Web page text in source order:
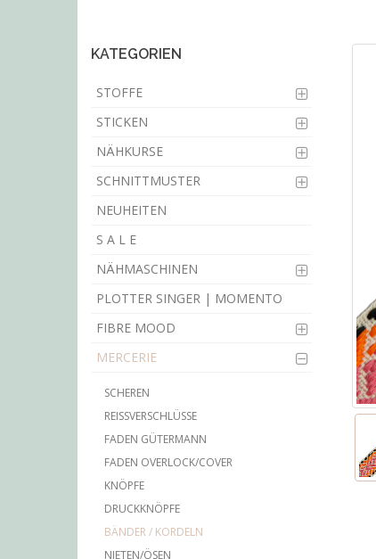
KATEGORIEN
STOFFE
STICKEN
NÄHKURSE
SCHNITTMUSTER
NEUHEITEN
S A L E
NÄHMASCHINEN
PLOTTER SINGER | MOMENTO
FIBRE MOOD
MERCERIE
SCHEREN
REISSVERSCHLÜSSE
FADEN GÜTERMANN
FADEN OVERLOCK/COVER
KNÖPFE
DRUCKKNÖPFE
BÄNDER / KORDELN
NIETEN/ÖSEN